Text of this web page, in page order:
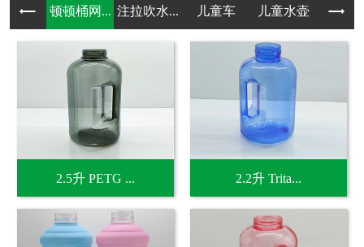
顿顿桶网... 注拉吹水... 儿童车 儿童水壶 吹塑
2.5升 PETG ... 2.2升 Trita...